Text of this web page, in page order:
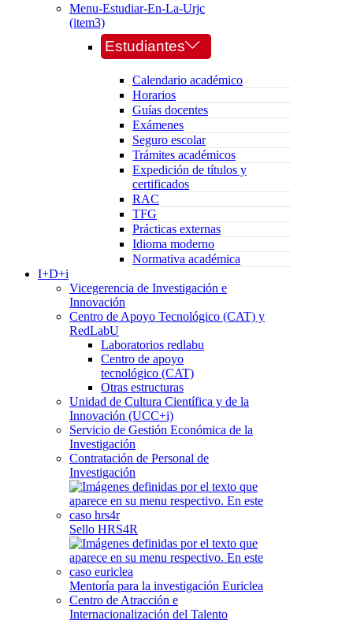
Menu-Estudiar-En-La-Urjc
(item3)
Estudiantes
Calendario académico
Horarios
Guías docentes
Exámenes
Seguro escolar
Trámites académicos
Expedición de títulos y
certificados
RAC
TFG
Prácticas externas
Idioma moderno
Normativa académica
I+D+i
Vicegerencia de Investigación e
Innovación
Centro de Apoyo Tecnológico (CAT) y
RedLabU
Laboratorios redlabu
Centro de apoyo
tecnológico (CAT)
Otras estructuras
Unidad de Cultura Científica y de la
Innovación (UCC+i)
Servicio de Gestión Económica de la
Investigación
Contratación de Personal de
Investigación
Sello HRS4R
Mentoría para la investigación Euriclea
Centro de Atracción e
Internacionalización del Talento